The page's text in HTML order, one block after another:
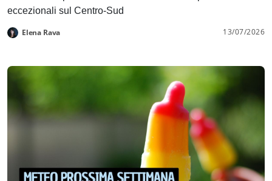
eccezionali sul Centro-Sud
Elena Rava 13/07/2026